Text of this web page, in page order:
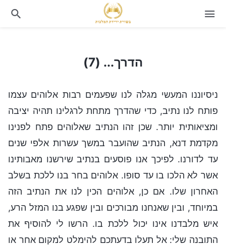
הדרך... (7)
הדרך... (7)
ניסיוננו המעשי מגלה לנו שפעמים רבות אלוהים עצמו
פותח לנו נתיב, כדי שהדרך מתחת לרגלינו תהיה יציבה
ומציאותית יותר. שכן זהו הנתיב שאלוהים פתח לפנינו
מקדמת דנא, הנתיב שהועבר במשך עשרות אלפי שנים
עד לדורנו. לפיכך אנו פוסעים בנתיב שירשנו מאבותינו
אשר לא הלכו בו עד סופו. אלוהים בחר בנו ללכת בשלב
האחרון שלו. אם כן, אלוהים הכין לנו את הנתיב הזה
במיוחד, ובין שאנחנו מבורכים ובין שפגע בנו המזל הרע,
איש מלבדנו אינו יכול ללכת בו. הרשו לי להוסיף את
התובנה שלי: אל תעלו בדעתכם להימלט למקום אחר או